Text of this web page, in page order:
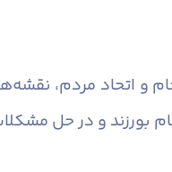
رهبری و انسجام و اتحاد
بورزند و در حل